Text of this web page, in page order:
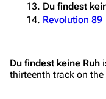
Du findest
Revolution 89
Du findest keine Ruh
thirteenth track on the